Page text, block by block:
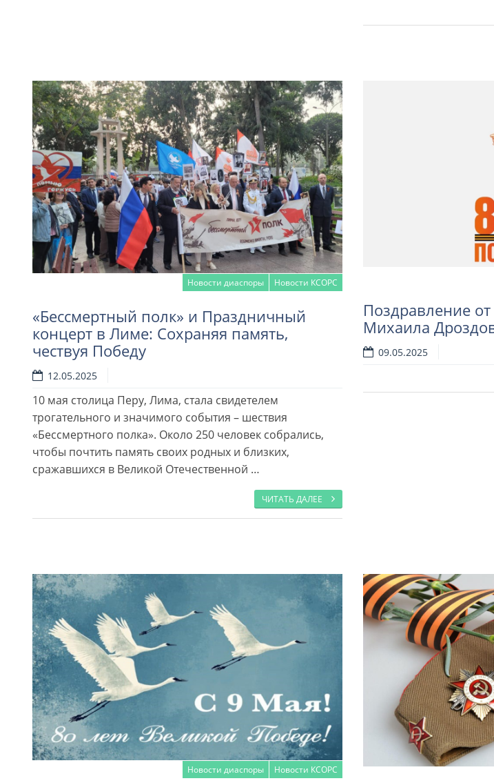
Новости диаспоры Новости КСОРС
«Бессмертный полк» и Праздничный
концерт в Лиме: Сохраняя память,
чествуя Победу
12.05.2025
10 мая столица Перу, Лима, стала свидетелем
трогательного и значимого события – шествия
«Бессмертного полка». Около 250 человек собрались,
чтобы почтить память своих родных и близких,
сражавшихся в Великой Отечественной …
ЧИТАТЬ ДАЛЕЕ
Поздравление
Михаила
09.05.2025
Новости диаспоры Новости КСОРС